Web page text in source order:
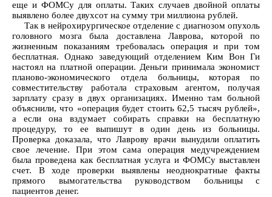
еще и ФОМСу для оплаты. Таких случаев двойной оплаты
выявлено более двухсот на сумму три миллиона рублей.
Так в нейрохирургическое отделение с диагнозом опухоль
головного мозга была доставлена Лаврова, которой по
жизненным показаниям требовалась операция и при том
бесплатная. Однако заведующий отделением Ким Вон Ги
настоял на платной операции. Деньги принимала экономист
планово-экономического отдела больницы, которая по
совместительству работала страховым агентом, получая
зарплату сразу в двух организациях. Именно там больной
объяснили, что «операция будет стоить 62,5 тысяч рублей»,
а если она вздумает собирать справки на бесплатную
процедуру, то ее выпишут в один день из больницы.
Проверка доказала, что Лаврову врачи вынудили оплатить
свое лечение. При этом сама операция медучреждением
была проведена как бесплатная услуга и ФОМСу выставлен
счет. В ходе проверки выявлены неоднократные факты
прямого вымогательства руководством больницы с
пациентов денег.